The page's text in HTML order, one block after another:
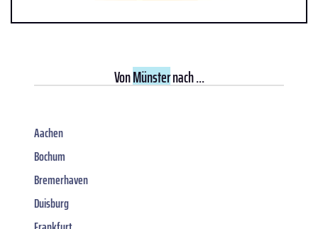
VonMünsternach ...
Aachen
Bochum
Bremerhaven
Duisburg